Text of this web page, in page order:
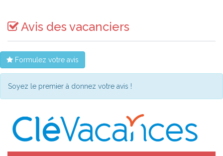
Avis des vacanciers
Formulez votre avis
Soyez le premier à donnez votre avis !